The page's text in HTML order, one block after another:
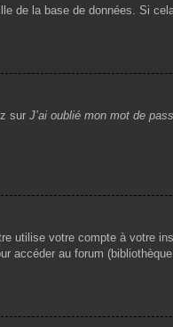
de la base de données. Si
sur J’ai oublié mon mot de
utilise votre compte à votre
accéder au forum